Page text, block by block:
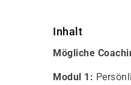
Inhalt
Mögliche
Modul 1: